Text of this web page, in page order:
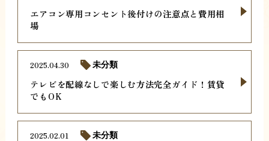
エアコン専用コンセント後付けの注意点と費用相
場
テレビを配線なしで楽しむ方法完全ガイド！賃貸
でもOK
2025.04.30 未分類
2025.02.01 未分類